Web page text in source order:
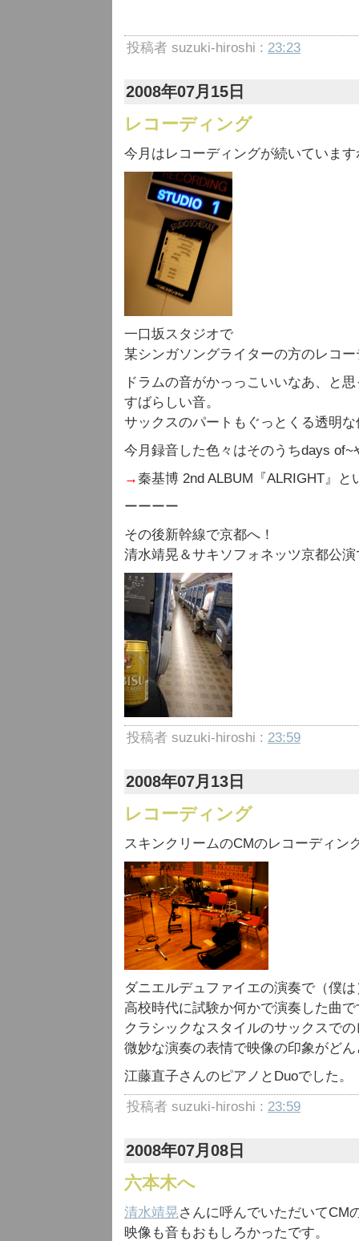
投稿者 suzuki-hiroshi : 23:23
2008年07月15日
レコーディング
今月はレコーディングが続いています
一口坂スタジオで
某シンガソングライターの方のレコ
ドラムの音がかっっこいいなあ、と
すばらしい音。
サックスのパートもぐっとくる透明
今月録音した色々はそのうちdays
→秦基博 2nd ALBUM『ALRIGHT』と
ーーーー
その後新幹線で京都へ！
清水靖晃＆サキソフォネッツ京都公
投稿者 suzuki-hiroshi : 23:59
2008年07月13日
レコーディング
スキンクリームのCMのレコーディン
ダニエルデュファイエの演奏で（僕
高校時代に試験か何かで演奏した曲で
クラシックなスタイルのサックスで
微妙な演奏の表情で映像の印象がど
江藤直子さんのピアノとDuoでした。
投稿者 suzuki-hiroshi : 23:59
2008年07月08日
六本木へ
清水靖晃さんに呼んでいただいてCM
映像も音もおもしろかったです。